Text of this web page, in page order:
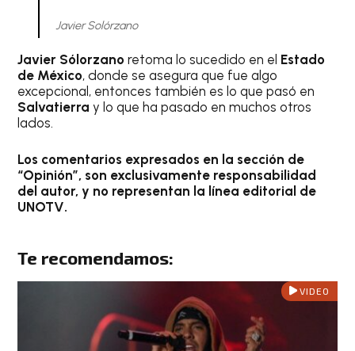
Javier Solórzano
Javier Sólorzano retoma lo sucedido en el Estado
de México, donde se asegura que fue algo
excepcional, entonces también es lo que pasó en
Salvatierray lo que ha pasado en muchos otros
lados.
Los comentarios expresados en la sección de
“Opinión”, son exclusivamente responsabilidad
del autor, y no representan la línea editorial de
UNOTV.
Te recomendamos:
VIDEO